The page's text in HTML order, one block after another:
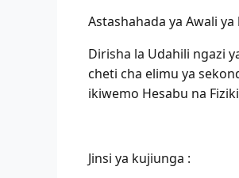
Astashahada ya Awali ya
Dirisha la Udahili ngazi
cheti cha elimu ya
ikiwemo Hesabu na
Jinsi ya kujiunga :